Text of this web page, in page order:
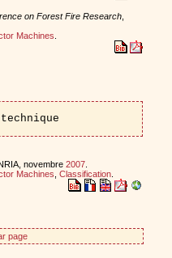
on Forest Fire Research,
Machines
novembre 2007.
Machines Classification.
page